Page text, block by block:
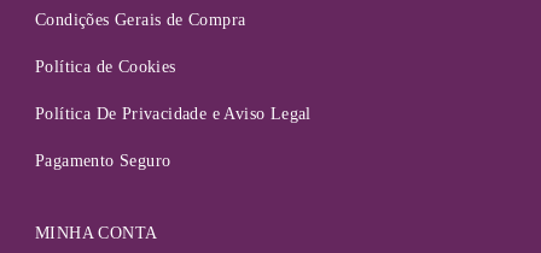
Condições Gerais de Compra
Política de Cookies
Política De Privacidade e Aviso Legal
Pagamento Seguro
MINHA CONTA